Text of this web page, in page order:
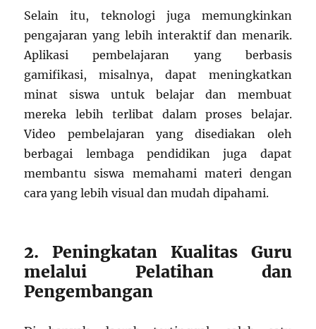
Selain itu, teknologi juga memungkinkan
pengajaran yang lebih interaktif dan menarik.
Aplikasi pembelajaran yang berbasis
gamifikasi, misalnya, dapat meningkatkan
minat siswa untuk belajar dan membuat
mereka lebih terlibat dalam proses belajar.
Video pembelajaran yang disediakan oleh
berbagai lembaga pendidikan juga dapat
membantu siswa memahami materi dengan
cara yang lebih visual dan mudah dipahami.
2. Peningkatan Kualitas Guru
melalui Pelatihan dan
Pengembangan